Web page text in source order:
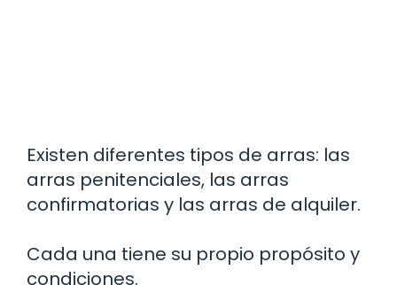
Existen diferentes tipos de arras: las
arras penitenciales, las arras
confirmatorias y las arras de alquiler.
Cada una tiene su propio propósito y
condiciones.